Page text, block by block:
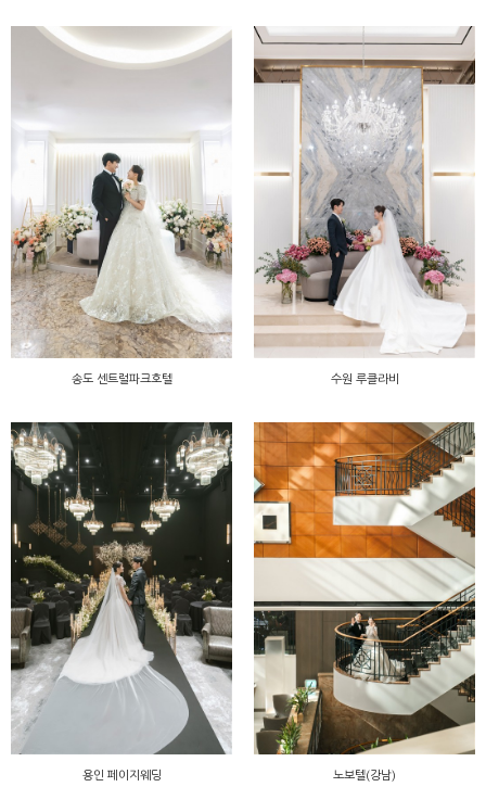
송도 센트럴파크호텔 수원 루클라비
용인 페이지웨딩 노보텔(강남)